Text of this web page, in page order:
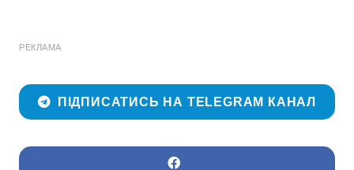
РЕКЛАМА
ПІДПИСАТИСЬ НА TELEGRAM КАНАЛ